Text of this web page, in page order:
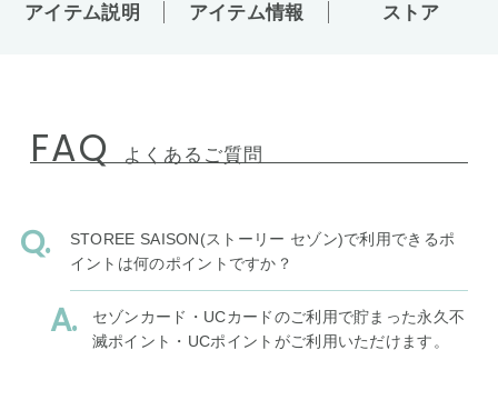
アイテム説明 アイテム情報 ストア
FAQ よくあるご質問
STOREE SAISON(ストーリー セゾン)で利用できるポ
イントは何のポイントですか？
セゾンカード・UCカードのご利用で貯まった永久不
滅ポイント・UCポイントがご利用いただけます。